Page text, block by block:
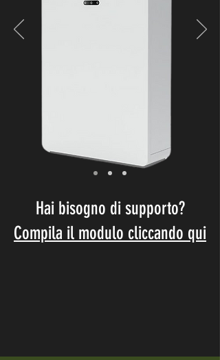
Hai bisogno di supporto?
Compila il modulo cliccando qui